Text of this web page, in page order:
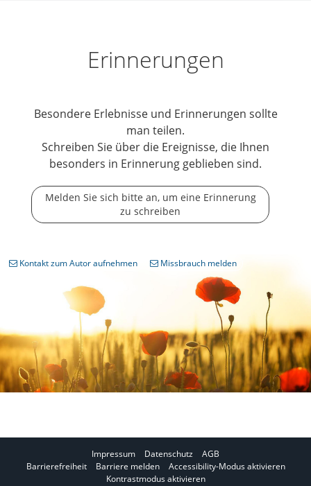
Erinnerungen
Besondere Erlebnisse und Erinnerungen sollte
man teilen.
Schreiben Sie über die Ereignisse, die Ihnen
besonders in Erinnerung geblieben sind.
Melden Sie sich bitte an, um eine Erinnerung
zu schreiben
Kontakt zum Autor aufnehmen Missbrauch melden
Impressum Datenschutz
AGB
Barrierefreiheit
Barriere melden
I
m
Accessibility-Modus aktivieren
IKontrastmodus aktivieren